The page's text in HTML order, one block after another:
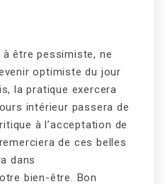
être pessimiste, ne
optimiste du jour
la pratique exercera
intérieur passera de
à l’acceptation de
de ces belles
dans
bien-être. Bon